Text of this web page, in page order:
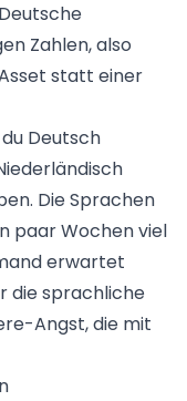
Zahlen, also
statt einer
Deutsch
Die Sprachen
paar Wochen viel
erwartet
die sprachliche
Angst, die mit